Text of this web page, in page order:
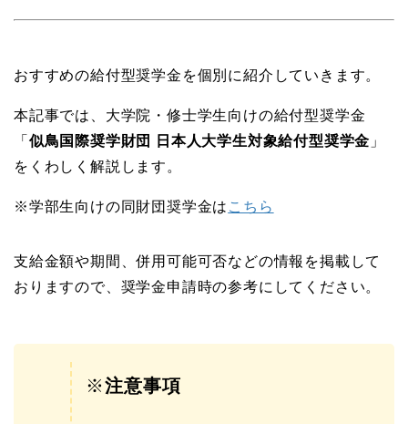
おすすめの給付型奨学金を個別に紹介していきます。
本記事では、大学院・修士学生向けの給付型奨学金
「 似鳥国際奨学財団 日本人大学生対象給付型奨学金 」
をくわしく解説します。
※学部生向けの同財団奨学金は こちら
支給金額や期間、併用可能可否などの情報を掲載して
おりますので、奨学金申請時の参考にしてください。
※注意事項